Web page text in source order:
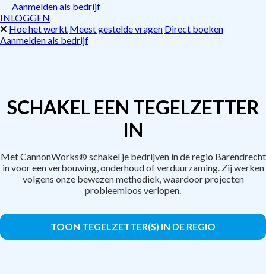
Aanmelden als bedrijf
INLOGGEN
Hoe het werkt Meest gestelde vragen Direct boeken
Aanmelden als bedrijf
SCHAKEL EEN TEGELZETTER
IN
Met CannonWorks® schakel je bedrijven in de regio Barendrecht
in voor een verbouwing, onderhoud of verduurzaming. Zij werken
volgens onze bewezen methodiek, waardoor projecten
probleemloos verlopen.
TOON TEGELZETTER(S) IN DE REGIO